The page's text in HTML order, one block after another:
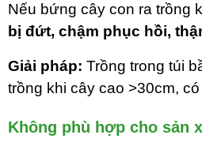
Nếu bứng cây con ra trồng
bị đứt, chậm phục hồi,
Giải pháp: Trồng trong túi
trồng khi cây cao >30cm,
Không phù hợp cho sản